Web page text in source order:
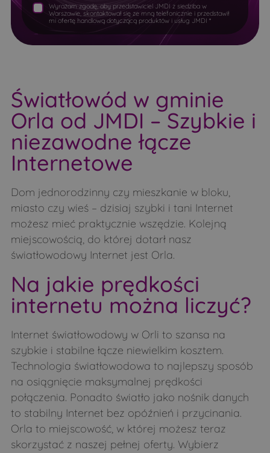
Stanisławowo
Stare Orzechowo
Topolina
Warszawa
Wólka Kikolska
Wołomin
Wymysły
Ząbki
Zamienie
Zapiecki
Zegrze
Kłyzówka
Knorozy
Koski-Falki
Koski-Wypychy
Koszele
Koszewo
Kowale
Krupice
Kruzy
Kułaki
Leśniki
Leszczka Duża
Leszczka Mała
Lubieszcze
Łapcie
Łapy
Łubice
Łubin Kościelny
Łubin Rudołty
Łuczaje
Makarki
Mierzwin Duży
Mierzwin Mały
Mierzynówka
Mieszuki
Mikulicze
Minczewo
Miodusy-Dworaki
Miodusy-Inochy
Miodusy-Pokrzywne
Moczydły-Dubiny
Moczydły-Kukiełki
Moczydły-Pszczółki
Wyrażam zgodę, aby przedstawiciel JMDI z siedziba w
Warszawie, skontaktował się ze mną telefonicznie i przedstawił
mi ofertę handlową dotyczącą produktów i usług JMDI *
Światłowód w gminie
Orla od JMDI – Szybkie i
niezawodne łącze
Internetowe
Dom jednorodzinny czy mieszkanie w bloku,
miasto czy wieś – dzisiaj szybki i tani Internet
możesz mieć praktycznie wszędzie. Kolejną
miejscowością, do której dotarł nasz
światłowodowy Internet jest Orla.
Na jakie prędkości
internetu można liczyć?
Internet światłowodowy w Orli to szansa na
szybkie i stabilne łącze niewielkim kosztem.
Technologia światłowodowa to najlepszy sposób
na osiągnięcie maksymalnej prędkości
połączenia. Ponadto światło jako nośnik danych
to stabilny Internet bez opóźnień i przycinania.
Orla to miejscowość, w której możesz teraz
skorzystać z naszej pełnej oferty. Wybierz